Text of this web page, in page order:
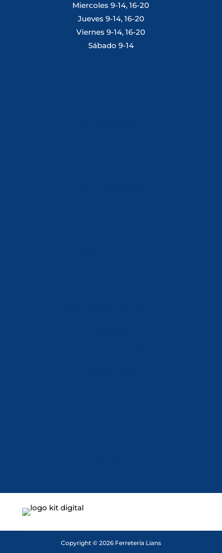
Miercoles 9-14, 16-20
Jueves 9-14, 16-20
Viernes 9-14, 16-20
Sábado 9-14
Copyright © 2026 Ferretería Lians